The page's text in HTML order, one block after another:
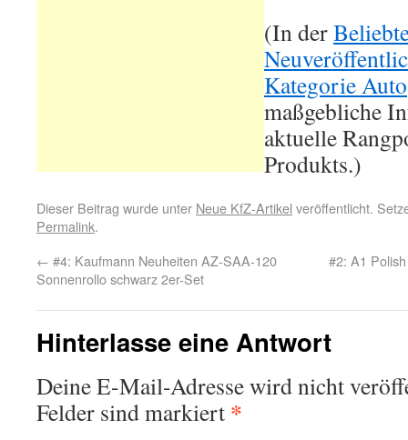
(In der
Kategorie Auto
maßgebliche
aktuelle
Produkts.)
Dieser Beitrag wurde unter Neue KfZ-Artikel veröffentlicht.
Permalink.
← #4: Kaufmann Neuheiten AZ-SAA-120
Sonnenrollo schwarz 2er-Set
#2: A1
Hinterlasse eine Antwort
Deine E-Mail-Adresse wird nicht
Felder sind markiert *